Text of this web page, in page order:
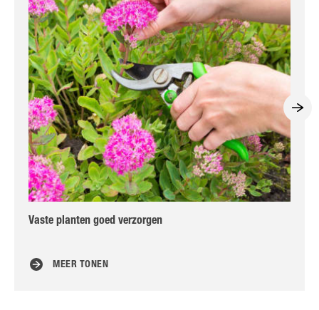
Vaste planten goed verzorgen
MEER TONEN